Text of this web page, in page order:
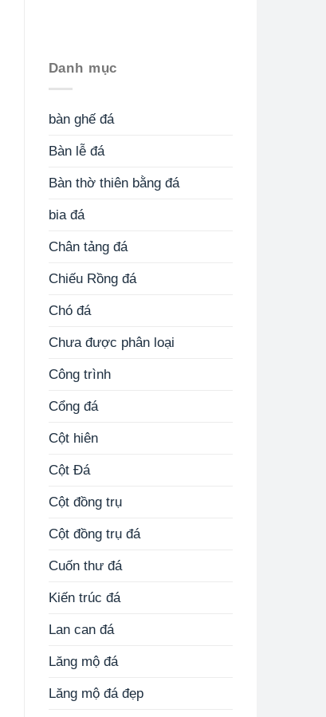
Danh mục
bàn ghế đá
Bàn lễ đá
Bàn thờ thiên bằng đá
bia đá
Chân tảng đá
Chiếu Rồng đá
Chó đá
Chưa được phân loại
Công trình
Cổng đá
Cột hiên
Cột Đá
Cột đồng trụ
Cột đồng trụ đá
Cuốn thư đá
Kiến trúc đá
Lan can đá
Lăng mộ đá
Lăng mộ đá đẹp